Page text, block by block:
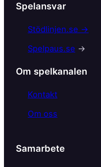
e
b
o
k
Spelansvar
Stödlinjen.se →
Spelpaus.se →
Om spelkanalen
Kontakt
Om oss
Samarbete